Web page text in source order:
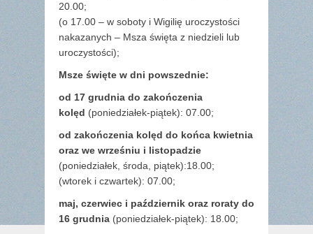
20.00;
(o 17.00 – w soboty i Wigilię uroczystości
nakazanych – Msza święta z niedzieli lub
uroczystości);
Msze święte w dni powszednie:
od 17 grudnia do zakończenia
kolęd (poniedziałek-piątek): 07.00;
od zakończenia kolęd do końca kwietnia
oraz we wrześniu i listopadzie
(poniedziałek, środa, piątek):18.00;
(wtorek i czwartek): 07.00;
maj, czerwiec i październik oraz roraty do
16 grudnia (poniedziałek-piątek): 18.00;